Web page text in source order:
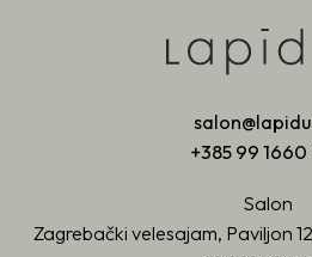
+385 99 1660
Salon
Zagrebački velesajam, Paviljon